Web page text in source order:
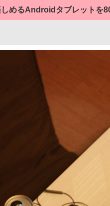
めるAndroidタブレットを